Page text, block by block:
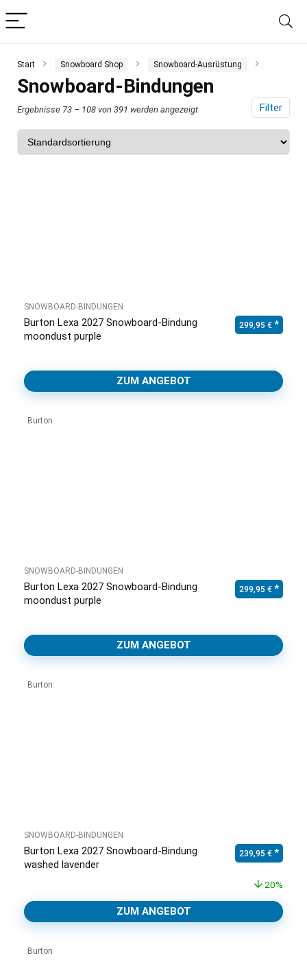
Start Snowboard Shop Snowboard-Ausrüstung
Snowboard-Bindungen
Filter
Ergebnisse 73 – 108 von 391 werden angezeigt
SNOWBOARD-BINDUNGEN
Burton Lexa 2027 Snowboard-Bindung
moondust purple
299,95 €
ZUM ANGEBOT
Burton
SNOWBOARD-BINDUNGEN
Burton Lexa 2027 Snowboard-Bindung
moondust purple
299,95 €
ZUM ANGEBOT
Burton
SNOWBOARD-BINDUNGEN
Burton Lexa 2027 Snowboard-Bindung
washed lavender
Ursprünglicher
239,95 €
20%
ZUM ANGEBOT
Burton